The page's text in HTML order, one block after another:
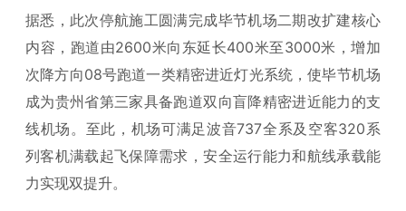
据悉，此次停航施工圆满完成毕节机场二期改扩建核心
内容，跑道由2600米向东延长400米至3000米，增加
次降方向08号跑道一类精密进近灯光系统，使毕节机场
成为贵州省第三家具备跑道双向盲降精密进近能力的支
线机场。至此，机场可满足波音737全系及空客320系
列客机满载起飞保障需求，安全运行能力和航线承载能
力实现双提升。